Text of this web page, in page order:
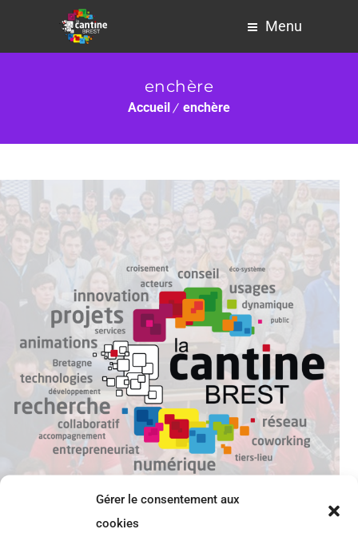
Gérer le consentement aux
cookies
Menu
enchère
Accueil enchère